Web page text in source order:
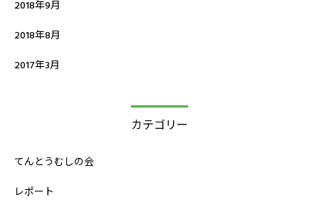
2018年9月
2018年8月
2017年3月
カテゴリー
てんとうむしの会
レポート